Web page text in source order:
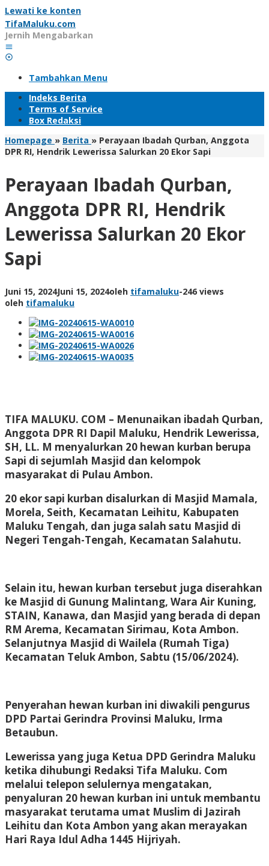
Lewati ke konten
TifaMaluku.com
Jernih Mengabarkan
Tambahkan Menu
Indeks Berita
Terms of Service
Box Redaksi
Homepage » Berita » Perayaan Ibadah Qurban, Anggota
DPR RI, Hendrik Lewerissa Salurkan 20 Ekor Sapi
Perayaan Ibadah Qurban,
Anggota DPR RI, Hendrik
Lewerissa Salurkan 20 Ekor
Sapi
Juni 15, 2024Juni 15, 2024oleh tifamaluku-246 views
oleh tifamaluku
TIFA MALUKU. COM – Menunaikan ibadah Qurban,
Anggota DPR RI Dapil Maluku, Hendrik Lewerissa,
SH, LL. M menyalurkan 20 hewan kurban berupa
Sapi di sejumlah Masjid dan kelompok
masyarakat di Pulau Ambon.
20 ekor sapi kurban disalurkan di Masjid Mamala,
Morela, Seith, Kecamatan Leihitu, Kabupaten
Maluku Tengah, dan juga salah satu Masjid di
Negeri Tengah-Tengah, Kecamatan Salahutu.
Selain itu, hewan kurban tersebut juga diserahkan
ke Masjid di Gunung Malintang, Wara Air Kuning,
STAIN, Kanawa, dan Masjid yang berada di depan
RM Arema, Kecamatan Sirimau, Kota Ambon.
Selanjutnya Masjid di Wailela (Rumah Tiga)
Kecamatan Teluk Ambon, Sabtu (15/06/2024).
Penyerahan hewan kurban ini diwakili pengurus
DPD Partai Gerindra Provinsi Maluku, Irma
Betaubun.
Lewerissa yang juga Ketua DPD Gerindra Maluku
ketika dihubungi Redaksi Tifa Maluku. Com
melalui telepon selulernya mengatakan,
penyaluran 20 hewan kurban ini untuk membantu
masyarakat terutama umat Muslim di Jazirah
Leihitu dan Kota Ambon yang akan merayakan
Hari Raya Idul Adha 1445 Hijriyah.